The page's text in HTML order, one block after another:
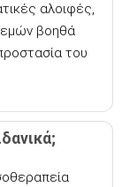
αλοιφές,
βοηθά
του